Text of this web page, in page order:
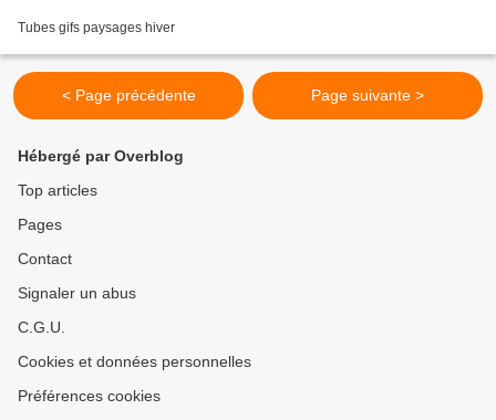
Tubes gifs paysages hiver
< Page précédente Page suivante >
Hébergé par Overblog
Top articles
Pages
Contact
Signaler un abus
C.G.U.
Cookies et données personnelles
Préférences cookies